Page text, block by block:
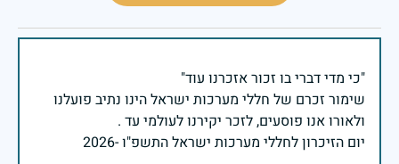
שימור זכרם של חללי מערכות ישראל הינו נתיב פועלנו
יום הזיכרון לחללי מערכות ישראל התשפ"ו -2026